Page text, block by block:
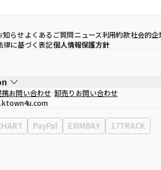
知らせよくあるご質問ニュース利用約款社会的
律に基づく表記個人情報保護方針
ミン
市江南区永東大路513、3階(三成洞、coex)
携お問い合わせ 卸売りお問い合わせ
PayPal EXIMBAY 17TRACK